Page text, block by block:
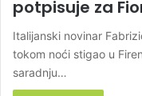
potpisuje za
Italijanski novinar
tokom noći stigao u
saradnju…